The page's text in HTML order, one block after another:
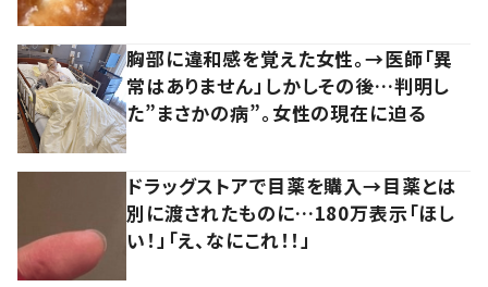
胸部に違和感を覚えた女性。→医師「異
常はありません」しかしその後…判明し
た”まさかの病”。女性の現在に迫る
ドラッグストアで目薬を購入→目薬とは
別に渡されたものに…180万表示「ほし
い！」「え、なにこれ！！」